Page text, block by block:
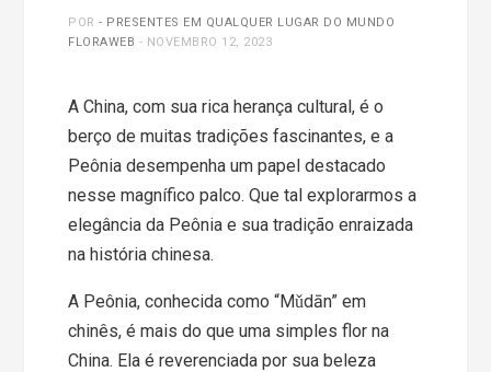
POR- PRESENTES EM QUALQUER LUGAR DO MUNDO
FLORAWEB - NOVEMBRO 12, 2023
A China, com sua rica herança cultural, é o
berço de muitas tradições fascinantes, e a
Peônia desempenha um papel destacado
nesse magnífico palco. Que tal explorarmos a
elegância da Peônia e sua tradição enraizada
na história chinesa.
A Peônia, conhecida como “Mǔdān” em
chinês, é mais do que uma simples flor na
China. Ela é reverenciada por sua beleza